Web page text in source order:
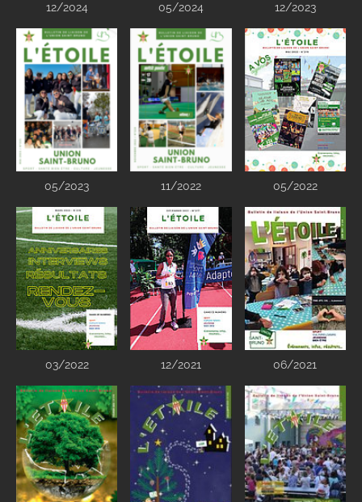
12/2024 05/2024 12/2023
05/2023 11/2022 05/2022
03/2022 12/2021 06/2021